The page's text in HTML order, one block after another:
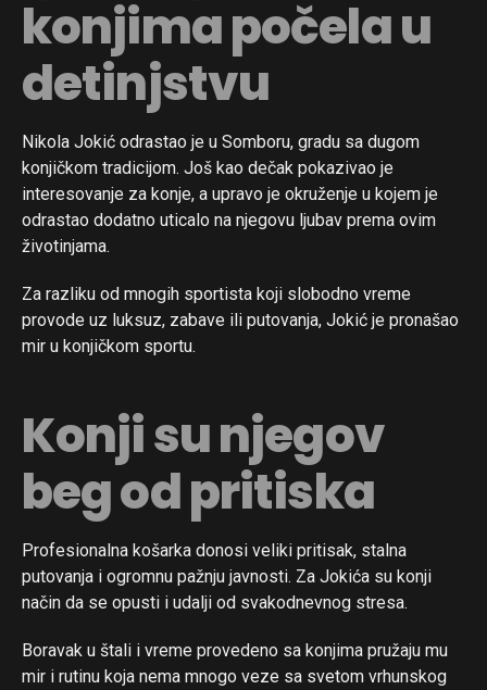
konjima počela u
detinjstvu
Nikola Jokić odrastao je u Somboru, gradu sa dugom
konjičkom tradicijom. Još kao dečak pokazivao je
interesovanje za konje, a upravo je okruženje u kojem je
odrastao dodatno uticalo na njegovu ljubav prema ovim
životinjama.
Za razliku od mnogih sportista koji slobodno vreme
provode uz luksuz, zabave ili putovanja, Jokić je pronašao
mir u konjičkom sportu.
Konji su njegov
beg od pritiska
Profesionalna košarka donosi veliki pritisak, stalna
putovanja i ogromnu pažnju javnosti. Za Jokića su konji
način da se opusti i udalji od svakodnevnog stresa.
Boravak u štali i vreme provedeno sa konjima pružaju mu
mir i rutinu koja nema mnogo veze sa svetom vrhunskog